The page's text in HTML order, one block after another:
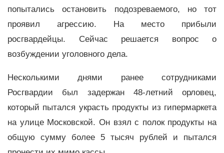
попытались остановить подозреваемого, но тот
проявил агрессию. На место прибыли
росгвардейцы. Сейчас решается вопрос о
возбуждении уголовного дела.
Несколькими днями ранее сотрудниками
Росгвардии был задержан 48-летний орловец,
который пытался украсть продукты из гипермаркета
на улице Московской. Он взял с полок продукты на
общую сумму более 5 тысяч рублей и пытался